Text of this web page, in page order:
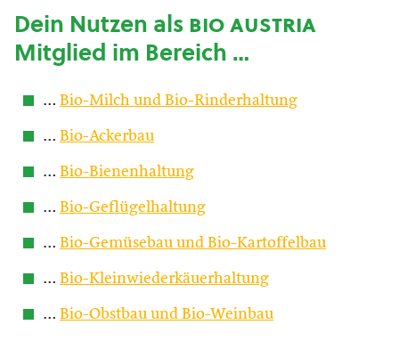
Dein Nutzen alsbio austria
Mitglied im Bereich …
… Bio-Milch und Bio-Rinderhaltung
… Bio-Ackerbau
… Bio-Bienenhaltung
… Bio-Geflügelhaltung
… Bio-Gemüsebau und Bio-Kartoffelbau
… Bio-Kleinwiederkäuerhaltung
… Bio-Obstbau und Bio-Weinbau